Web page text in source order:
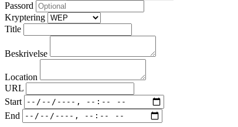
Passord
Kryptering
Title
Beskrivelse
Location
URL
Start
End